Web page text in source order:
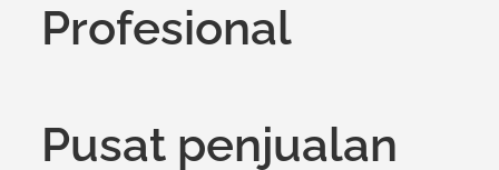
Profesional
Pusat penjualan